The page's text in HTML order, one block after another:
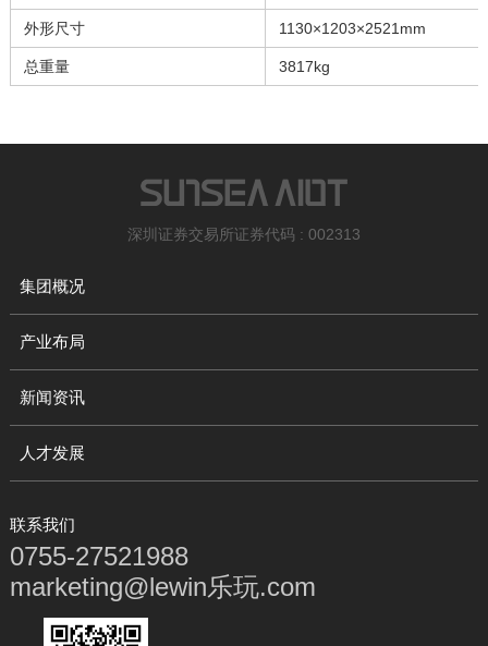
外形尺寸 1130×1203×2521mm
总重量 3817kg
深圳证券交易所证券代码 : 002313
集团概况
产业布局
新闻资讯
人才发展
联系我们
0755-27521988
marketing@lewin乐玩.com